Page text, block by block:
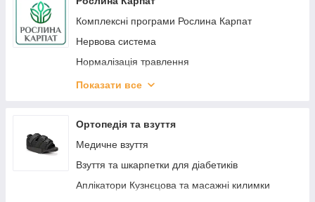
Комплексні програми Рослина Карпат
Нервова система
Нормалізація травлення
ЕКО_ ДІМ
КОСМІТИЧНІ БАЛЬЗАМІ
ЗДОРОВ'Я
Показати все
Ортопедія та взуття
Медичне взуття
Взуття та шкарпетки для діабетиків
Аплікатори Кузнєцова та масажні килимки